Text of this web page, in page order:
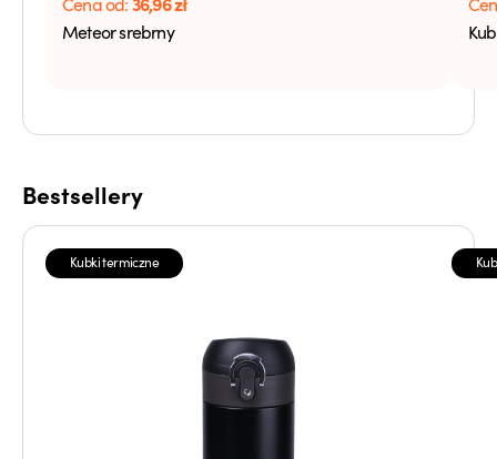
Meteor srebrny
Bestsellery
Kubki termiczne